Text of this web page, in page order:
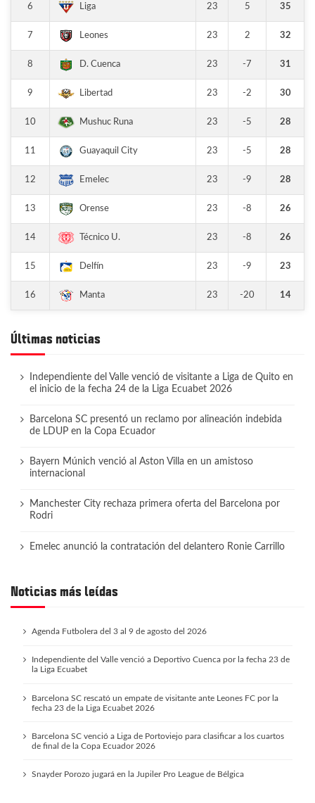
6 Liga 23 5 35
7 Leones 23 2 32
8 D. Cuenca 23 -7 31
9 Libertad 23 -2 30
10 Mushuc Runa 23 -5 28
11 Guayaquil City 23 -5 28
12 Emelec 23 -9 28
13 Orense 23 -8 26
14 Técnico U. 23 -8 26
15 Delfín 23 -9 23
16 Manta 23 -20 14
Últimas noticias
Independiente del Valle venció de visitante a Liga de Quito en
el inicio de la fecha 24 de la Liga Ecuabet 2026
Barcelona SC presentó un reclamo por alineación indebida
de LDUP en la Copa Ecuador
Bayern Múnich venció al Aston Villa en un amistoso
internacional
Manchester City rechaza primera oferta del Barcelona por
Rodri
Emelec anunció la contratación del delantero Ronie Carrillo
Noticias más leídas
Agenda Futbolera del 3 al 9 de agosto del 2026
Independiente del Valle venció a Deportivo Cuenca por la fecha 23 de
la Liga Ecuabet
Barcelona SC rescató un empate de visitante ante Leones FC por la
fecha 23 de la Liga Ecuabet 2026
Barcelona SC venció a Liga de Portoviejo para clasificar a los cuartos
de final de la Copa Ecuador 2026
Snayder Porozo jugará en la Jupiler Pro League de Bélgica